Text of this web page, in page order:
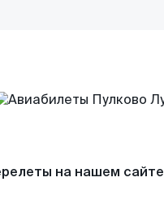
на нашем сайте